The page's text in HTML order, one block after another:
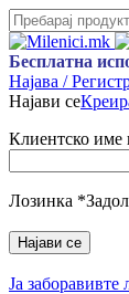
Бесплатна
Најава /
Најави се
Клиентско име
Лозинка *
Најави се
Ја заборавивте